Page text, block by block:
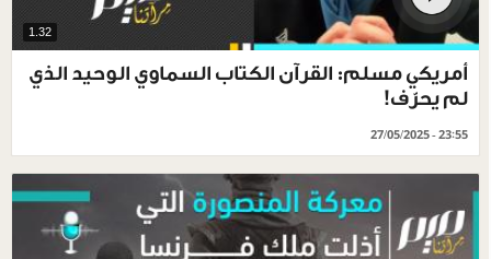
1.32
أمريكي مسلم: القرآن الكتاب السماوي الوحيد الذي
لم يحرّف!
27/05/2025 - 23:55